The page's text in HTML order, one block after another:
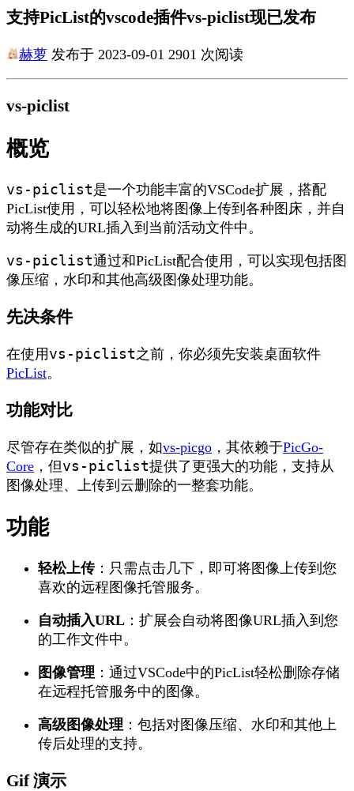
支持PicList的vscode插件vs-piclist现已发布
赫萝 发布于 2023-09-01 2901 次阅读
vs-piclist
概览
vs-piclist是一个功能丰富的VSCode扩展，搭配
PicList使用，可以轻松地将图像上传到各种图床，并自
动将生成的URL插入到当前活动文件中。
vs-piclist通过和PicList配合使用，可以实现包括图
像压缩，水印和其他高级图像处理功能。
先决条件
在使用 vs-piclist之前，你必须先安装桌面软件
PicList。
功能对比
尽管存在类似的扩展，如vs-picgo ，其依赖于PicGo-
Core ，但vs-piclist提供了更强大的功能，支持从
图像处理、上传到云删除的一整套功能。
功能
轻松上传：只需点击几下，即可将图像上传到您
喜欢的远程图像托管服务。
自动插入URL ：扩展会自动将图像URL插入到您
的工作文件中。
图像管理 ：通过VSCode中的PicList轻松删除存储
在远程托管服务中的图像。
高级图像处理 ：包括对图像压缩、水印和其他上
传后处理的支持。
Gif 演示